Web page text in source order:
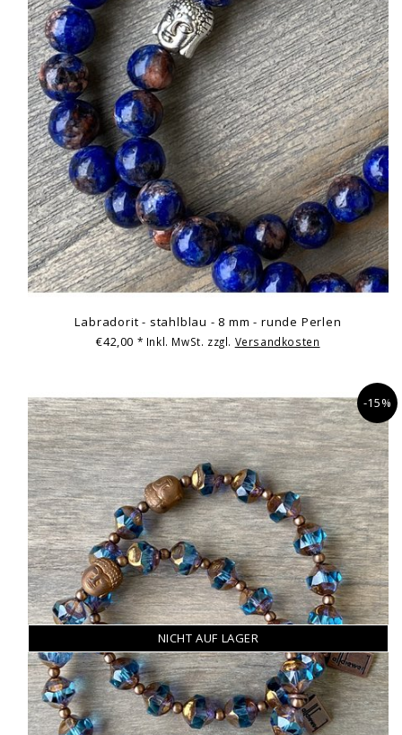
Labradorit - stahlblau - 8 mm - runde Perlen
€42,00 * Inkl. MwSt. zzgl. Versandkosten
NICHT AUF LAGER
-15%